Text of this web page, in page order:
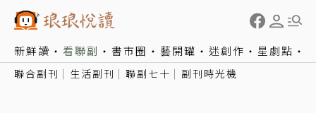
新鮮讀 看聯副 書市圈 藝開罐 迷創作 星劇點
聯合副刊 生活副刊 聯副七十 副刊時光機